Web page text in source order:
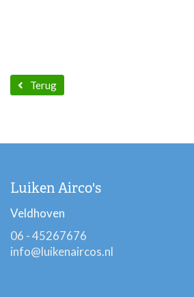
Terug
Luiken Airco's
Veldhoven
06 - 45267676
info@luikenaircos.nl